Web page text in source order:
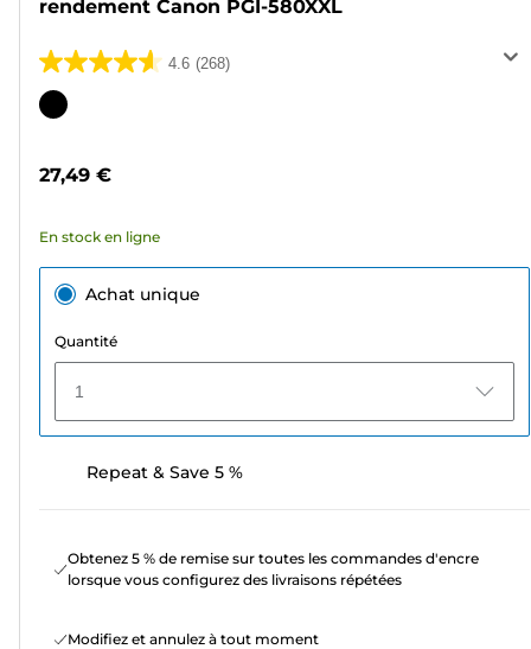
rendement Canon PGI-580XXL
4.6 (268)
4.6
sur
268
Cartouche
27,49 €
En stock en ligne
Achat unique
Quantité
1
Repeat & Save 5 %
Obtenez 5 % de remise sur toutes les commandes d'encre
lorsque vous configurez des livraisons répétées
Modifiez et annulez à tout moment